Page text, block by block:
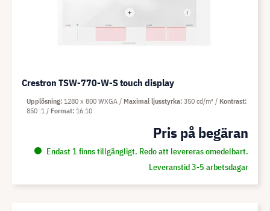
Crestron TSW-770-W-S touch display
Pris på begäran
Endast 1 finns tillgängligt. Redo att levereras omedelbart.
Leveranstid 3-5 arbetsdagar
Upplösning 1280 x 800 WXGA Maximal ljusstyrka 350 cd/m²
Kontrast
850 :1
Format 16:10